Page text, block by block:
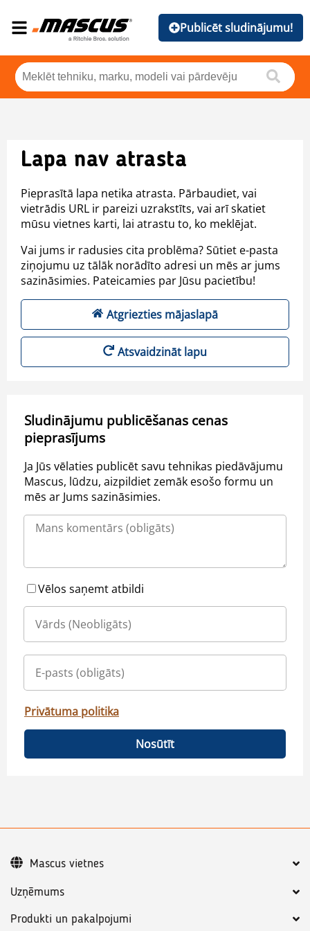
Publicēt sludinājumu!
Lapa nav atrasta
Pieprasītā lapa netika atrasta. Pārbaudiet, vai
vietrādis URL ir pareizi uzrakstīts, vai arī skatiet
mūsu vietnes karti, lai atrastu to, ko meklējat.
Vai jums ir radusies cita problēma? Sūtiet e-pasta
ziņojumu uz tālāk norādīto adresi un mēs ar jums
sazināsimies. Pateicamies par Jūsu pacietību!
Atgriezties mājaslapā
Atsvaidzināt lapu
Sludinājumu publicēšanas cenas
pieprasījums
Ja Jūs vēlaties publicēt savu tehnikas piedāvājumu
Mascus, lūdzu, aizpildiet zemāk esošo formu un
mēs ar Jums sazināsimies.
Vēlos saņemt atbildi
Privātuma politika
Nosūtīt
Uzņēmums
Produkti un pakalpojumi
Mascus vietnes